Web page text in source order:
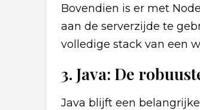
Bovendien is er met
aan de serverzijde te
volledige stack van een
3. Java: De
Java blijft een